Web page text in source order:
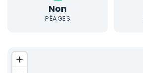
Non
PÉAGES